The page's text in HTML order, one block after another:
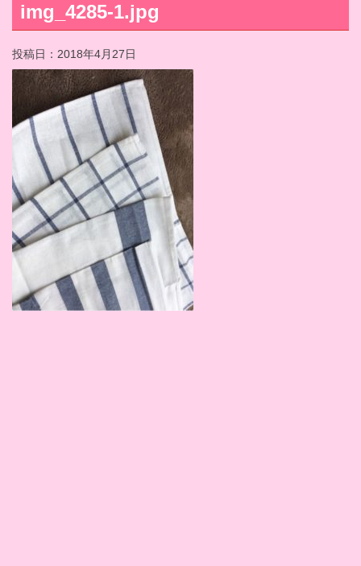
img_4285-1.jpg
投稿日： 2018年4月27日